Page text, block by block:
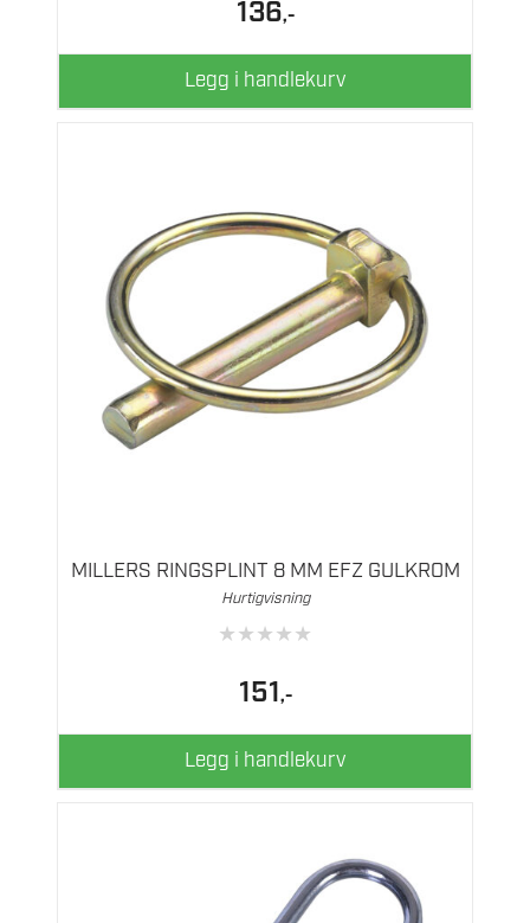
136,-
Legg i handlekurv
MILLERS RINGSPLINT 8 MM EFZ GULKROM
Hurtigvisning
★★★★★
151,-
Legg i handlekurv